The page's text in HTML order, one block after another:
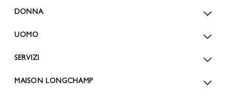
DONNA
UOMO
SERVIZI
MAISON LONGCHAMP